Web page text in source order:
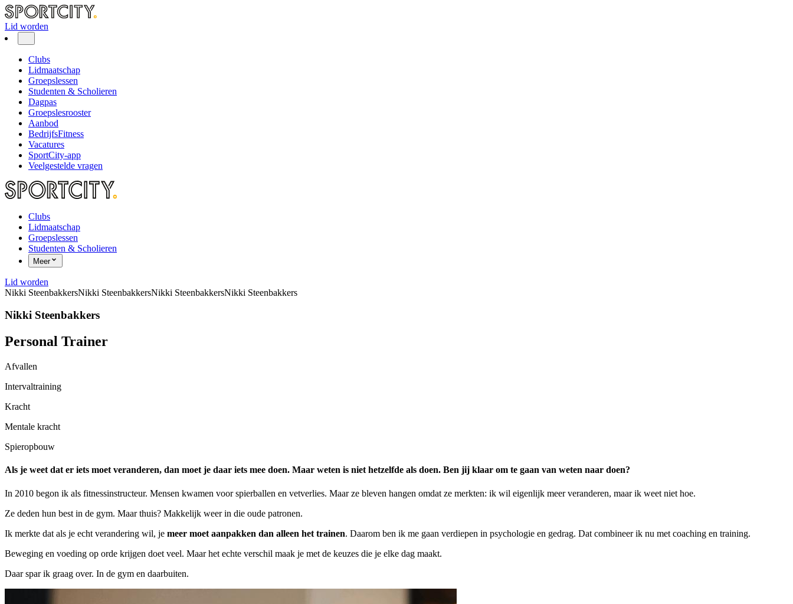
Lid worden
Clubs
Lidmaatschap
Groepslessen
Studenten & Scholieren
Dagpas
Groepslesrooster
Aanbod
BedrijfsFitness
Vacatures
SportCity-app
Veelgestelde vragen
Clubs
Lidmaatschap
Groepslessen
Studenten & Scholieren
Meer
Lid worden
Nikki SteenbakkersNikki SteenbakkersNikki SteenbakkersNikki Steenbakkers
Nikki Steenbakkers
Personal Trainer
Afvallen
Intervaltraining
Kracht
Mentale kracht
Spieropbouw
Als je weet dat er iets moet veranderen, dan moet je daar iets mee doen. Maar weten is niet hetzelfde als doen. Ben jij klaar om te gaan van weten naar doen?
In 2010 begon ik als fitnessinstructeur. Mensen kwamen voor spierballen en vetverlies. Maar ze bleven hangen omdat ze merkten: ik wil eigenlijk meer veranderen, maar ik weet niet hoe.
Ze deden hun best in de gym. Maar thuis? Makkelijk weer in die oude patronen.
Ik merkte dat als je echt verandering wil, je meer moet aanpakken dan alleen het trainen. Daarom ben ik me gaan verdiepen in psychologie en gedrag. Dat combineer ik nu met coaching en training.
Beweging en voeding op orde krijgen doet veel. Maar het echte verschil maak je met de keuzes die je elke dag maakt.
Daar spar ik graag over. In de gym en daarbuiten.